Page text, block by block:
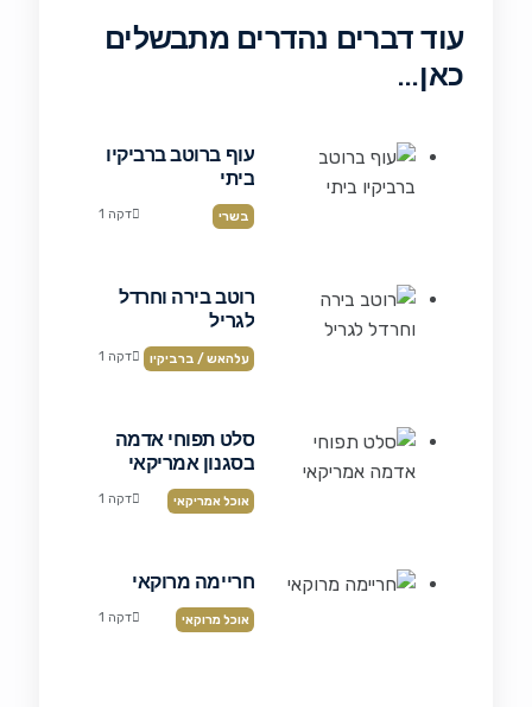
עוד דברים נהדרים מתבשלים
כאן…
עוף ברוטב ברביקיו
ביתי
בשרי דקה 1
רוטב בירה וחרדל
לגריל
עלהאש / ברביקיו דקה 1
סלט תפוחי אדמה
בסגנון אמריקאי
אוכל אמריקאי דקה 1
חריימה מרוקאי
אוכל מרוקאי דקה 1